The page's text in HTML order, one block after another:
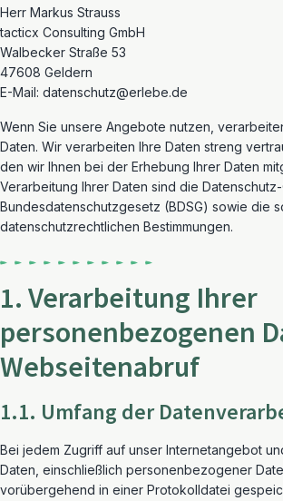
Herr Markus Strauss
tacticx Consulting GmbH
Walbecker Straße 53
47608 Geldern
E-Mail: datenschutz@erlebe.de
Wenn Sie unsere Angebote nutzen,
Daten. Wir verarbeiten Ihre Daten streng
den wir Ihnen bei der Erhebung Ihrer Daten
Verarbeitung Ihrer Daten sind die
Bundesdatenschutzgesetz (BDSG) sowie die
datenschutzrechtlichen Bestimmungen.
1. Verarbeitung Ihrer
personenbezogenen
Webseitenabruf
1.1. Umfang der
Bei jedem Zugriff auf unser Internetangebot
Daten, einschließlich personenbezogener
vorübergehend in einer Protokolldatei